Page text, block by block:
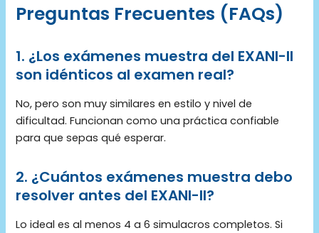
Preguntas Frecuentes (FAQs)
1. ¿Los exámenes muestra del EXANI-II
son idénticos al examen real?
No, pero son muy similares en estilo y nivel de
dificultad. Funcionan como una práctica confiable
para que sepas qué esperar.
2. ¿Cuántos exámenes muestra debo
resolver antes del EXANI-II?
Lo ideal es al menos 4 a 6 simulacros completos. Si